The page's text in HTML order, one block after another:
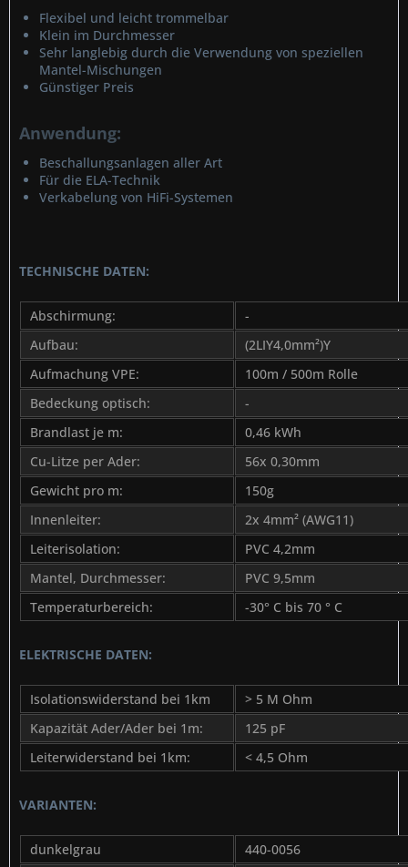
Flexibel und leicht trommelbar
Klein im Durchmesser
Sehr langlebig durch die Verwendung von speziellen
Mantel-Mischungen
Günstiger Preis
Anwendung:
Beschallungsanlagen aller Art
Für die ELA-Technik
Verkabelung von HiFi-Systemen
TECHNISCHE DATEN:
Abschirmung:
-
Aufbau:
(2LIY4,0mm²)Y
Aufmachung VPE:
100m / 500m Rolle
Bedeckung optisch:
-
Brandlast je m:
0,46 kWh
Cu-Litze per Ader:
56x 0,30mm
Gewicht pro m:
150g
Innenleiter:
2x 4mm² (AWG11)
Leiterisolation:
PVC 4,2mm
Mantel, Durchmesser:
PVC 9,5mm
Temperaturbereich:
-30° C bis 70 ° C
ELEKTRISCHE DATEN:
Isolationswiderstand bei 1km
> 5 M Ohm
Kapazität Ader/Ader bei 1m:
125 pF
Leiterwiderstand bei 1km:
< 4,5 Ohm
VARIANTEN:
dunkelgrau 440-0056